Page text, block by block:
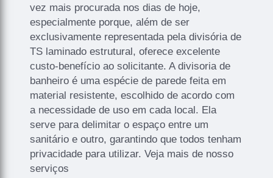
vez mais procurada nos dias de hoje,
especialmente porque, além de ser
exclusivamente representada pela divisória de
TS laminado estrutural, oferece excelente
custo-benefício ao solicitante. A divisoria de
banheiro é uma espécie de parede feita em
material resistente, escolhido de acordo com
a necessidade de uso em cada local. Ela
serve para delimitar o espaço entre um
sanitário e outro, garantindo que todos tenham
privacidade para utilizar. Veja mais de nosso
serviços